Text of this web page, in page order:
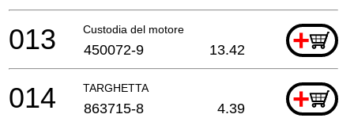
Custodia del motore +
013 450072-9 13.42
TARGHETTA +
014 863715-8 4.39